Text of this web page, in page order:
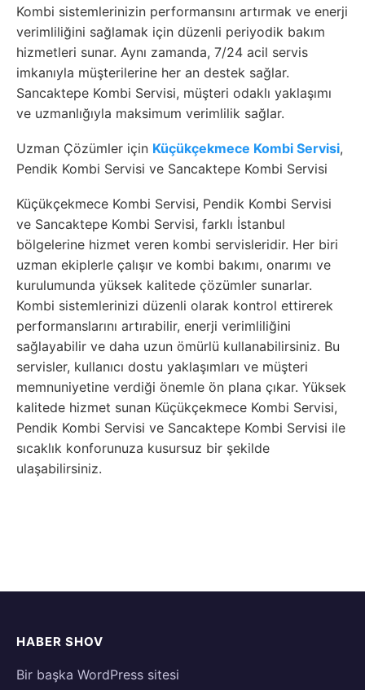
Kombi sistemlerinizin performansını artırmak ve enerji
verimliliğini sağlamak için düzenli periyodik bakım
hizmetleri sunar. Aynı zamanda, 7/24 acil servis
imkanıyla müşterilerine her an destek sağlar.
Sancaktepe Kombi Servisi, müşteri odaklı yaklaşımı
ve uzmanlığıyla maksimum verimlilik sağlar.
Uzman Çözümler için Küçükçekmece Kombi Servisi,
Pendik Kombi Servisi ve Sancaktepe Kombi Servisi
Küçükçekmece Kombi Servisi, Pendik Kombi Servisi
ve Sancaktepe Kombi Servisi, farklı İstanbul
bölgelerine hizmet veren kombi servisleridir. Her biri
uzman ekiplerle çalışır ve kombi bakımı, onarımı ve
kurulumunda yüksek kalitede çözümler sunarlar.
Kombi sistemlerinizi düzenli olarak kontrol ettirerek
performanslarını artırabilir, enerji verimliliğini
sağlayabilir ve daha uzun ömürlü kullanabilirsiniz. Bu
servisler, kullanıcı dostu yaklaşımları ve müşteri
memnuniyetine verdiği önemle ön plana çıkar. Yüksek
kalitede hizmet sunan Küçükçekmece Kombi Servisi,
Pendik Kombi Servisi ve Sancaktepe Kombi Servisi ile
sıcaklık konforunuza kusursuz bir şekilde
ulaşabilirsiniz.
HABER SHOV
Bir başka WordPress sitesi